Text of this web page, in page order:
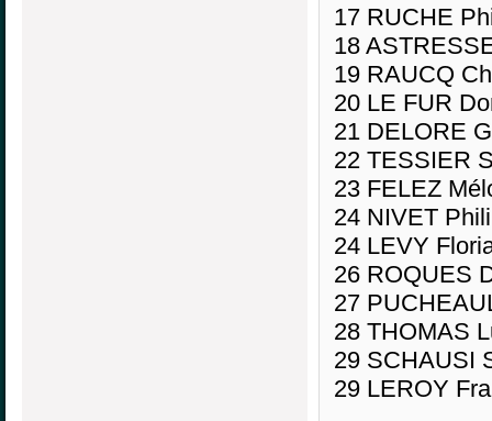
17 RUCHE
18
19 RAUCQ
20 LE FUR
21 DELORE
22 TESSIER
23 FELEZ
24 NIVET
24 LEVY
26 ROQUES
27
28 THOMAS
29 SCHAUSI
29 LEROY